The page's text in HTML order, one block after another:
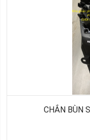
CHẮN BÙN